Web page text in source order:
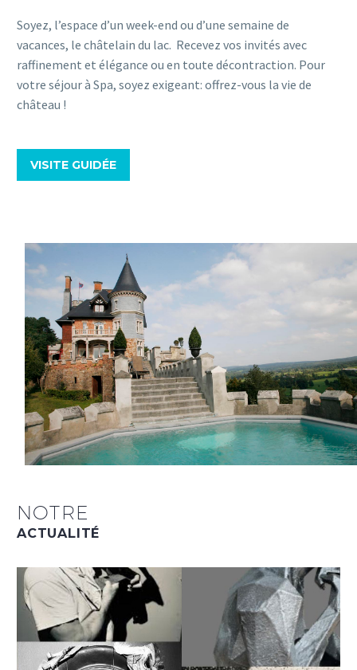
Soyez, l’espace d’un week-end ou d’une semaine de
vacances, le châtelain du lac. Recevez vos invités avec
raffinement et élégance ou en toute décontraction. Pour
votre séjour à Spa, soyez exigeant: offrez-vous la vie de
château !
VISITE GUIDÉE
NOTRE
ACTUALITÉ